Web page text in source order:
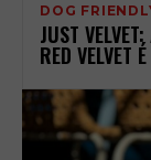
DOG
JUST
RED VELVET